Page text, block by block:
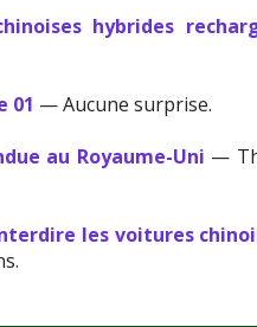
hybrides
01 — Aucune surprise.
au Royaume-Uni —
les voitures